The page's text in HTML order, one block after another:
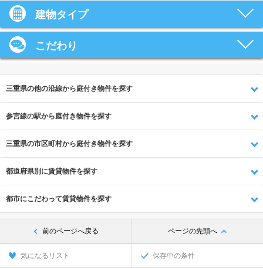
建物タイプ
こだわり
三重県の他の沿線から庭付き物件を探す
参宮線の駅から庭付き物件を探す
三重県の市区町村から庭付き物件を探す
都道府県別に賃貸物件を探す
都市にこだわって賃貸物件を探す
前のページへ戻る ページの先頭へ
気になるリスト 保存中の条件